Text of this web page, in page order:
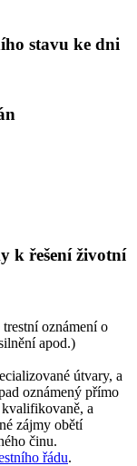
stavu ke dni
k řešení životní
oznámení o
apod.)
útvary, a
oznámený přímo
kvalifikovaně, a
zájmy obětí
činu.
řádu.